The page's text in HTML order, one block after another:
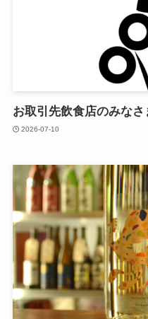
お取引先飲食店のみな
2026-07-10